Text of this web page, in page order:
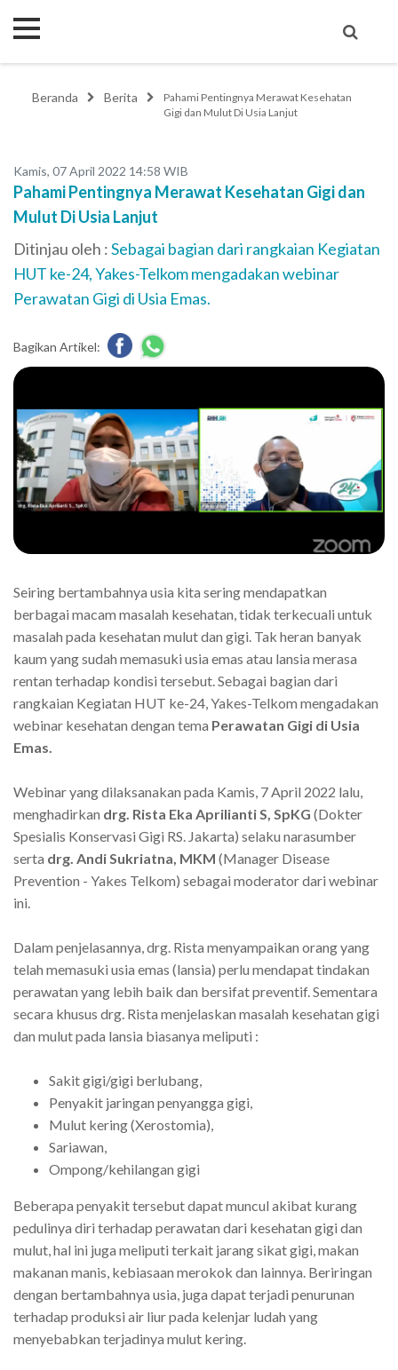
Beranda Berita
Pahami Pentingnya Merawat Kesehatan
Gigi dan Mulut Di Usia Lanjut
Kamis, 07 April 2022 14:58 WIB
Pahami Pentingnya Merawat Kesehatan Gigi dan
Mulut Di Usia Lanjut
Ditinjau oleh :Sebagai bagian dari rangkaian Kegiatan
HUT ke-24, Yakes-Telkom mengadakan webinar
Perawatan Gigi di Usia Emas.
Bagikan Artikel:
Seiring bertambahnya usia kita sering mendapatkan
berbagai macam masalah kesehatan, tidak terkecuali untuk
masalah pada kesehatan mulut dan gigi. Tak heran banyak
kaum yang sudah memasuki usia emas atau lansia merasa
rentan terhadap kondisi tersebut. Sebagai bagian dari
rangkaian Kegiatan HUT ke-24, Yakes-Telkom mengadakan
webinar kesehatan dengan tema Perawatan Gigi di Usia
Emas.
Webinar yang dilaksanakan pada Kamis, 7 April 2022 lalu,
menghadirkan drg. Rista Eka Aprilianti S, SpKG (Dokter
Spesialis Konservasi Gigi RS. Jakarta) selaku narasumber
serta drg. Andi Sukriatna, MKM (Manager Disease
Prevention - Yakes Telkom) sebagai moderator dari webinar
ini.
Dalam penjelasannya, drg. Rista menyampaikan orang yang
telah memasuki usia emas (lansia) perlu mendapat tindakan
perawatan yang lebih baik dan bersifat preventif. Sementara
secara khusus drg. Rista menjelaskan masalah kesehatan gigi
dan mulut pada lansia biasanya meliputi :
Sakit gigi/gigi berlubang,
Penyakit jaringan penyangga gigi,
Mulut kering (Xerostomia),
Sariawan,
Ompong/kehilangan gigi
Beberapa penyakit tersebut dapat muncul akibat kurang
pedulinya diri terhadap perawatan dari kesehatan gigi dan
mulut, hal ini juga meliputi terkait jarang sikat gigi, makan
makanan manis, kebiasaan merokok dan lainnya. Beriringan
dengan bertambahnya usia, juga dapat terjadi penurunan
terhadap produksi air liur pada kelenjar ludah yang
menyebabkan terjadinya mulut kering.